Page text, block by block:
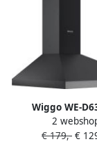
Wiggo WE-
Wandschouw
cm 300m³ h 3
2
€ 179,- €